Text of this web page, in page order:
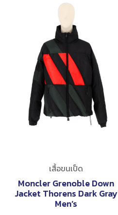
เสื้อขนเป็ด
Moncler Grenoble Down
Jacket Thorens Dark Gray
Men’s